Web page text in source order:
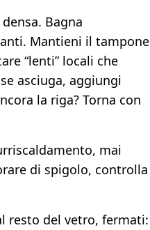
Bagna
Mantieni il tampone
“lenti” locali che
asciuga, aggiungi
la riga? Torna con
mai
di spigolo, controlla
resto del vetro, fermati: